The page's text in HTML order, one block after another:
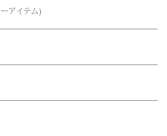
フレーバーデザイン)
ビーファクトリー)
アイテム)